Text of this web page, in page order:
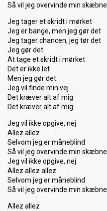
Så vil jeg overvinde min skæbne
Jeg tager et skridt i mørket
Jeg er bange, men jeg gør det
Jeg tager chancen, jeg tør det
Jeg gør det
At tage et skridt i mørket
Det er ikke let
Men jeg gør det
Jeg vil finde min vej
Det kræver alt af mig
Det kræver alt af mig
Jeg vil ikke opgive, nej
Allez allez
Selvom jeg er måneblind
Så vil jeg overvinde min skæbne
Jeg vil ikke opgive, nej
Allez allez allez
Selvom jeg er måneblind
Så vil jeg overvinde min skæbne
Allez allez